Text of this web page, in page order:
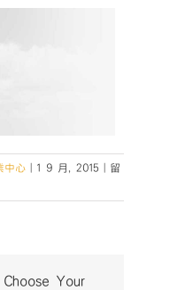
中心 1 9 月, 2015
在
中
留
Your